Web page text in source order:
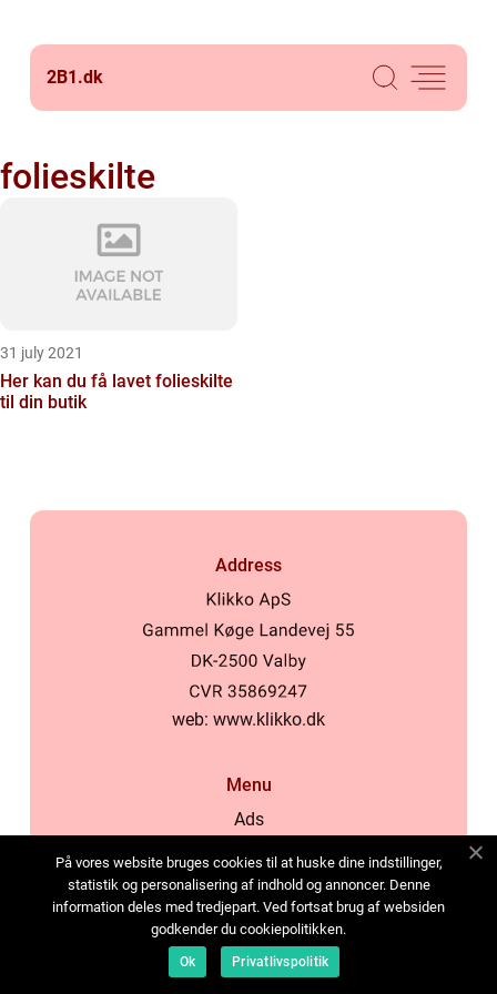
2B1.dk
folieskilte
31 july 2021
Her kan du få lavet folieskilte
til din butik
Address
web: www.klikko.dk
Menu
Ads
Cookies
Contact
Sitemap
På vores website bruges cookies til at huske dine indstillinger,
statistik og personalisering af indhold og annoncer. Denne
information deles med tredjepart. Ved fortsat brug af websiden
godkender du cookiepolitikken.
Ok Privatlivspolitik